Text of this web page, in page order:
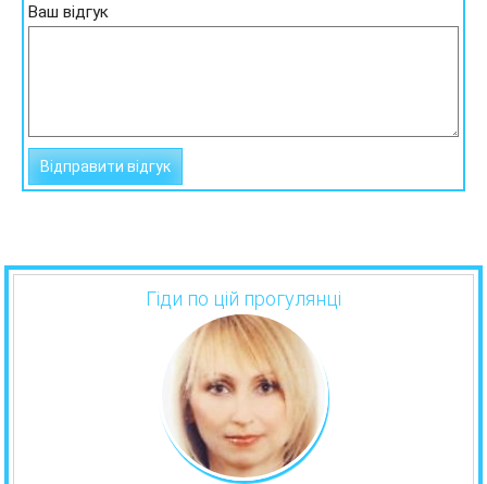
Ваш відгук
Гіди по цій прогулянці